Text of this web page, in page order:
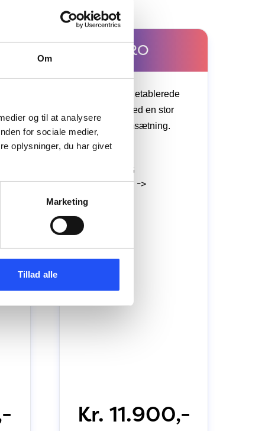
Om
og til at analysere
for sociale medier,
oplysninger, du har givet
Marketing
Tillad alle
PRO
er til den etablerede
virksomhed med en stor
aktivitet og omsætning.
OMSÆTNING
kr. 4.000.001 ->
Kr. 11.900,-